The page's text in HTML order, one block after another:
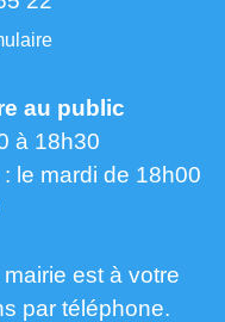
au public
à 18h30
le mardi de 18h00
est à votre
par téléphone.